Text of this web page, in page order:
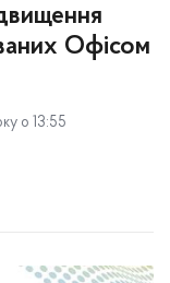
Офісом
о 13:55